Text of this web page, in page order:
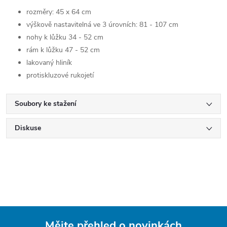
rozměry: 45 x 64 cm
výškově nastavitelná ve 3 úrovních: 81 - 107 cm
nohy k lůžku 34 - 52 cm
rám k lůžku 47 - 52 cm
lakovaný hliník
protiskluzové rukojetí
Soubory ke stažení
Diskuse